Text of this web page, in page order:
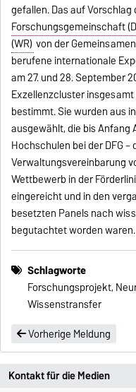
gefallen. Das auf Vorschlag
Forschungsgemeinschaft
(WR) von der
berufene internationale
am 27. und 28. September
Exzellenzcluster
bestimmt. Sie wurden aus
ausgewählt, die bis Anfang
Hochschulen bei der DFG –
Verwaltungsvereinbarung
Wettbewerb in der
eingereicht und in den
besetzten Panels nach
begutachtet worden waren.
Schlagworte
Forschungsprojekt,
Wissenstransfer
Vorherige Meldung
Kontakt für die Medien